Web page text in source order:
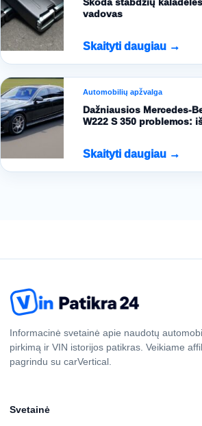
vadovas
Skaityti daugiau →
Automobilių apžvalga
Dažniausios Mercedes-
W222 S 350 problemos:
Skaityti daugiau →
Informacinė svetainė apie naudotų
pirkimą ir VIN istorijos patikras. Veikiame
pagrindu su carVertical.
Svetainė